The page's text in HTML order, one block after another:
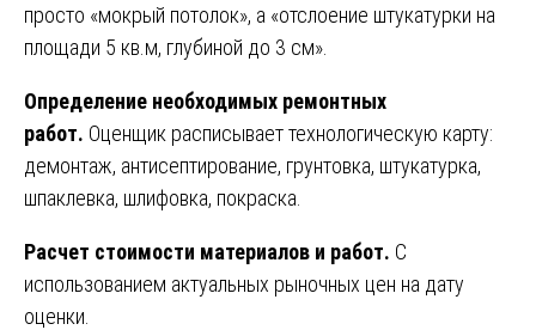
просто «мокрый потолок», а «отслоение штукатурки на
площади 5 кв.м, глубиной до 3 см».
Определение необходимых ремонтных
работ. Оценщик расписывает технологическую карту:
демонтаж, антисептирование, грунтовка, штукатурка,
шпаклевка, шлифовка, покраска.
Расчет стоимости материалов и работ. С
использованием актуальных рыночных цен на дату
оценки.